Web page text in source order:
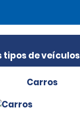
tipos de veículos
Carros